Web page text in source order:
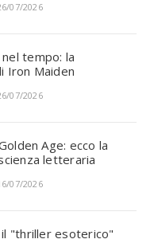
07/2026
tempo: la
Iron Maiden
07/2026
Age: ecco la
letteraria
07/2026
"thriller esoterico"